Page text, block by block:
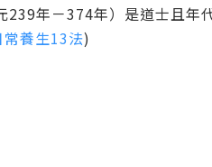
239年－374年）是道士且
養生13法)